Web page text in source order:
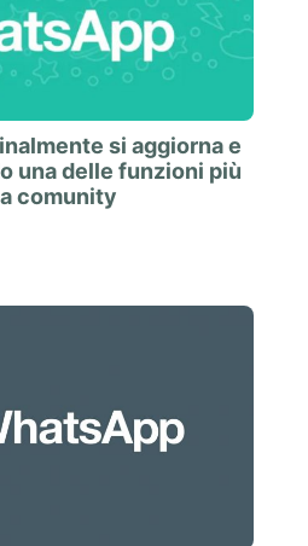
si aggiorna e
una delle funzioni più
comunity